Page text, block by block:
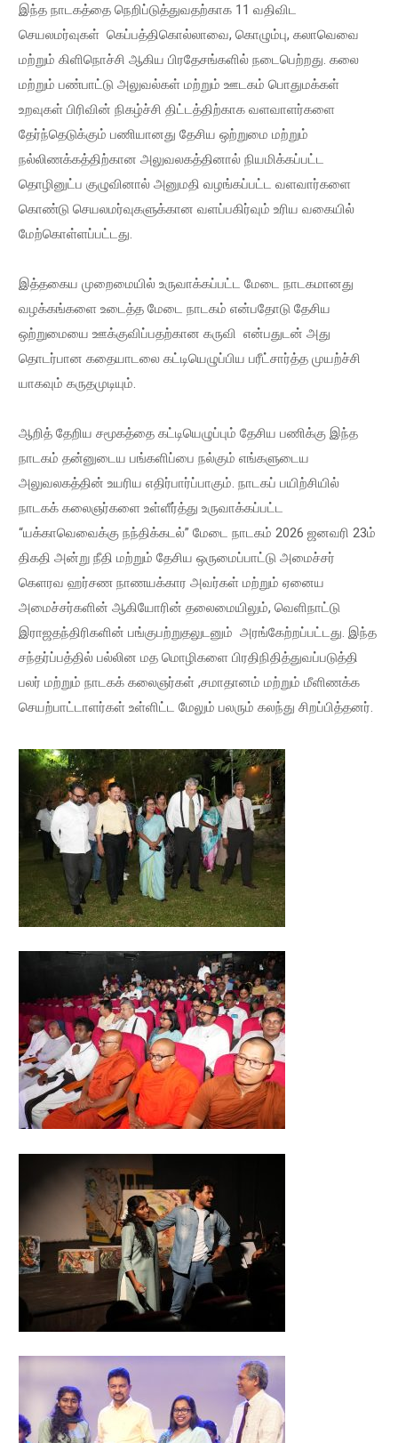
இந்த நாடகத்தை நெறிப்டுத்துவதற்காக 11 வதிவிட
செயலமர்வுகள் கெப்பத்திகொல்லாவை, கொழும்பு, கலாவெவை
மற்றும் கிளிநொச்சி ஆகிய பிரதேசங்களில் நடைபெற்றது. கலை
மற்றும் பண்பாட்டு அலுவல்கள் மற்றும் ஊடகம் பொதுமக்கள்
உறவுகள் பிரிவின் நிகழ்ச்சி திட்டத்திற்காக வளவாளர்களை
தேர்ந்தெடுக்கும் பணியானது தேசிய ஒற்றுமை மற்றும்
நல்லிணக்கத்திற்கான அலுவலகத்தினால் நியமிக்கப்பட்ட
தொழினுட்ப குழுவினால் அனுமதி வழங்கப்பட்ட வளவார்களை
கொண்டு செயலமர்வுகளுக்கான வளப்பகிர்வும் உரிய வகையில்
மேற்கொள்ளப்பட்டது.
இத்தகைய முறைமையில் உருவாக்கப்பட்ட மேடை நாடகமானது
வழக்கங்களை உடைத்த மேடை நாடகம் என்பதோடு தேசிய
ஒற்றுமையை ஊக்குவிப்பதற்கான கருவி என்பதுடன் அது
தொடர்பான கதையாடலை கட்டியெழுப்பிய பரீட்சார்த்த முயற்ச்சி
யாகவும் கருதமுடியும்.
ஆறித் தேறிய சமூகத்தை கட்டியெழுப்பும் தேசிய பணிக்கு இந்த
நாடகம் தன்னுடைய பங்களிப்பை நல்கும் எங்களுடைய
அலுவலகத்தின் உயரிய எதிர்பார்ப்பாகும். நாடகப் பயிற்சியில்
நாடகக் கலைஞர்களை உள்ளீர்த்து உருவாக்கப்பட்ட
“யக்காவெவைக்கு நந்திக்கடல்” மேடை நாடகம் 2026 ஜனவரி 23ம்
திகதி அன்று நீதி மற்றும் தேசிய ஒருமைப்பாட்டு அமைச்சர்
கெளரவ ஹர்சண நாணயக்கார அவர்கள் மற்றும் ஏனைய
அமைச்சர்களின் ஆகியோரின் தலைமையிலும், வெளிநாட்டு
இராஜதந்திரிகளின் பங்குபற்றுதலுடனும் அரங்கேற்றப்பட்டது. இந்த
சந்தர்ப்பத்தில் பல்லின மத மொழிகளை பிரதிநிதித்துவப்படுத்தி
பலர் மற்றும் நாடகக் கலைஞர்கள் ,சமாதானம் மற்றும் மீளிணக்க
செயற்பாட்டாளர்கள் உள்ளிட்ட மேலும் பலரும் கலந்து சிறப்பித்தனர்.